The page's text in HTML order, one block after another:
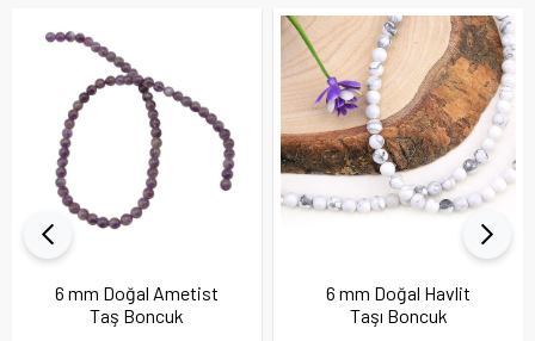
6 mm Doğal Ametist
Taş Boncuk
6 mm Doğal Havlit
Taşı Boncuk